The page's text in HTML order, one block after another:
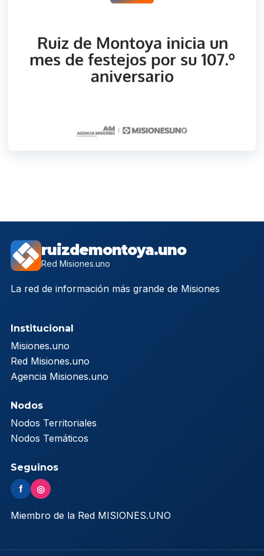
ruizdemontoya.uno
Red Misiones.uno
La red de información más grande de Misiones
Institucional
Misiones.uno
Red Misiones.uno
Agencia Misiones.uno
Nodos
Nodos Territoriales
Nodos Temáticos
Seguinos
f ◎
Miembro de la Red MISIONES.UNO